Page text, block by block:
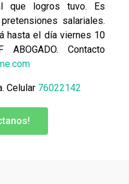
que logros tuvo. Es
salariales.
hasta el día viernes 10
Contacto
Celular 76022142